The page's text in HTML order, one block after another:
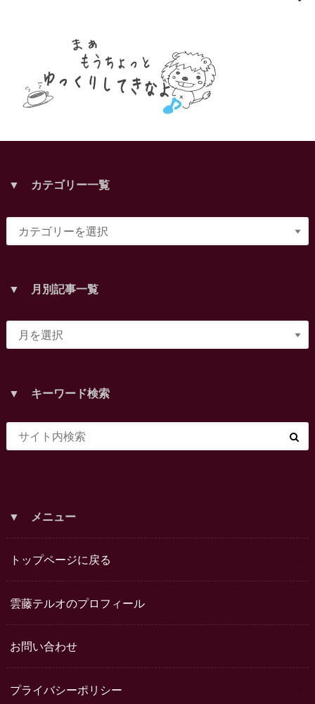
▼ カテゴリー一覧
▼ 月別記事一覧
▼ キーワード検索
▼ メニュー
トップページに戻る
雲藤テルオのプロフィール
お問い合わせ
プライバシーポリシー